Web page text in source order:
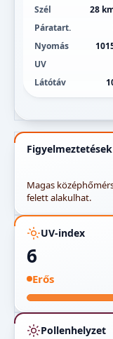
Szél
28
Páratart.
Nyomás
UV
Látótáv
Figyelmeztetések
Magas
felett alakulhat.
UV-index
6
Erős
Pollenhelyzet